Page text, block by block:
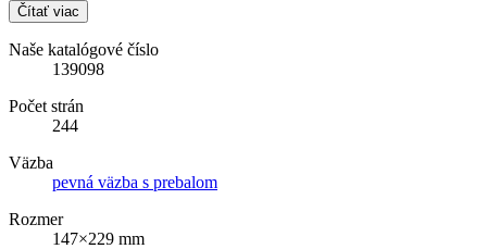
Čítať viac
Naše katalógové číslo
139098
Počet strán
244
Väzba
pevná väzba s prebalom
Rozmer
147×229 mm